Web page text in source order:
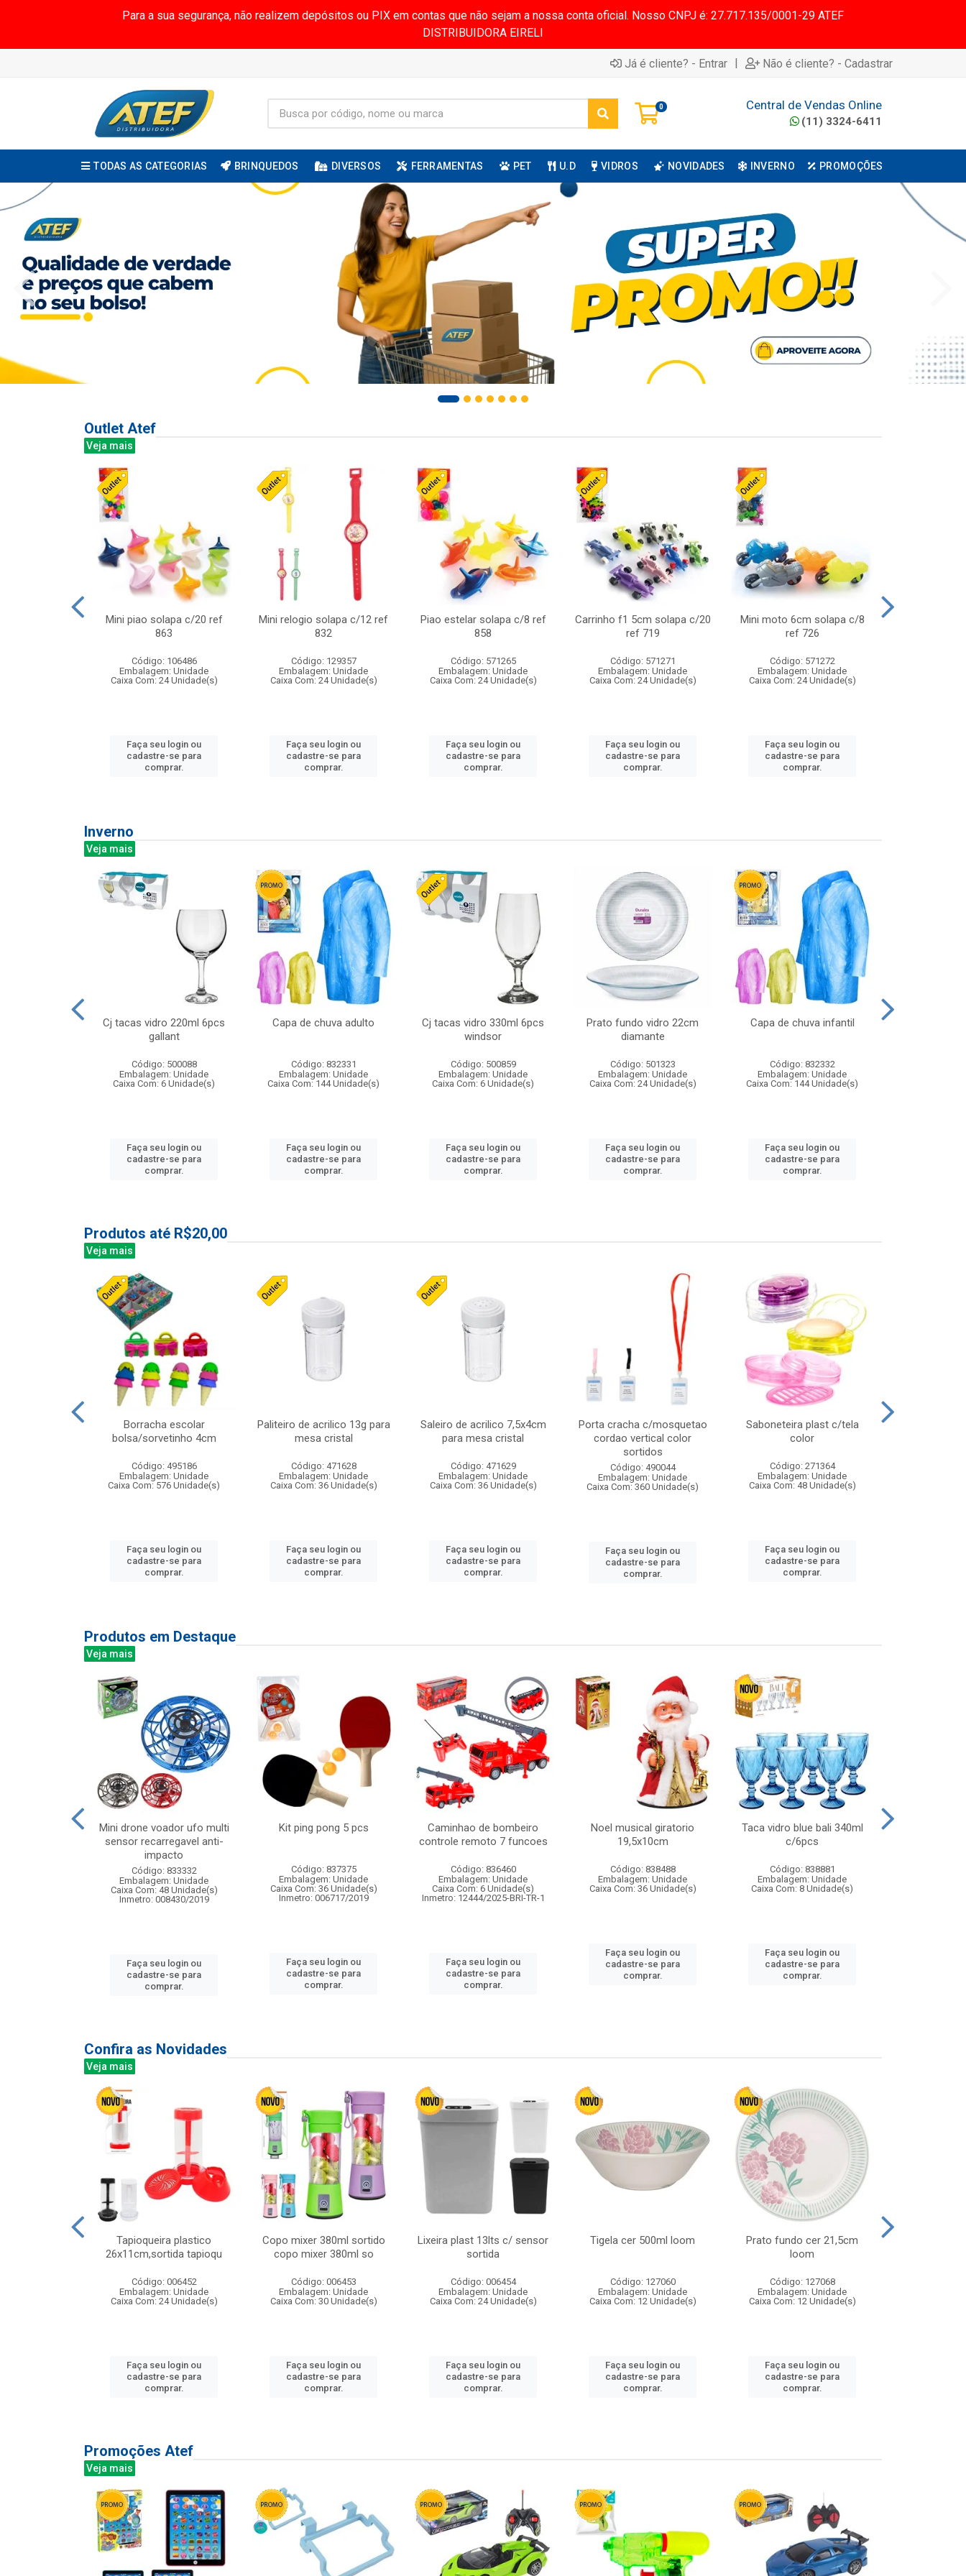
Para a sua segurança, não realizem depósitos ou PIX em contas que não sejam a nossa conta oficial. Nosso CNPJ é: 27.717.135/0001-29 ATEF
DISTRIBUIDORA EIRELI
Já é cliente? - Entrar | Não é cliente? - Cadastrar
0 Central de Vendas Online
(11) 3324-6411
TODAS AS CATEGORIAS BRINQUEDOS DIVERSOS FERRAMENTAS PET U.D VIDROS NOVIDADES INVERNO PROMOÇÕES
Outlet Atef
Veja mais
Mini piao solapa c/20 ref
863
Código: 106486
Embalagem: Unidade
Caixa Com: 24 Unidade(s)
Faça seu login ou
cadastre-se para
comprar.
Mini relogio solapa c/12 ref
832
Código: 129357
Embalagem: Unidade
Caixa Com: 24 Unidade(s)
Faça seu login ou
cadastre-se para
comprar.
Piao estelar solapa c/8 ref
858
Código: 571265
Embalagem: Unidade
Caixa Com: 24 Unidade(s)
Faça seu login ou
cadastre-se para
comprar.
Carrinho f1 5cm solapa c/20
ref 719
Código: 571271
Embalagem: Unidade
Caixa Com: 24 Unidade(s)
Faça seu login ou
cadastre-se para
comprar.
Mini moto 6cm solapa c/8
ref 726
Código: 571272
Embalagem: Unidade
Caixa Com: 24 Unidade(s)
Faça seu login ou
cadastre-se para
comprar.
Inverno
Veja mais
Cj tacas vidro 220ml 6pcs
gallant
Código: 500088
Embalagem: Unidade
Caixa Com: 6 Unidade(s)
Faça seu login ou
cadastre-se para
comprar.
Capa de chuva adulto
Código: 832331
Embalagem: Unidade
Caixa Com: 144 Unidade(s)
Faça seu login ou
cadastre-se para
comprar.
Cj tacas vidro 330ml 6pcs
windsor
Código: 500859
Embalagem: Unidade
Caixa Com: 6 Unidade(s)
Faça seu login ou
cadastre-se para
comprar.
Prato fundo vidro 22cm
diamante
Código: 501323
Embalagem: Unidade
Caixa Com: 24 Unidade(s)
Faça seu login ou
cadastre-se para
comprar.
Capa de chuva infantil
Código: 832332
Embalagem: Unidade
Caixa Com: 144 Unidade(s)
Faça seu login ou
cadastre-se para
comprar.
Produtos até R$20,00
Veja mais
Borracha escolar
bolsa/sorvetinho 4cm
Código: 495186
Embalagem: Unidade
Caixa Com: 576 Unidade(s)
Faça seu login ou
cadastre-se para
comprar.
Paliteiro de acrilico 13g para
mesa cristal
Código: 471628
Embalagem: Unidade
Caixa Com: 36 Unidade(s)
Faça seu login ou
cadastre-se para
comprar.
Saleiro de acrilico 7,5x4cm
para mesa cristal
Código: 471629
Embalagem: Unidade
Caixa Com: 36 Unidade(s)
Faça seu login ou
cadastre-se para
comprar.
Porta cracha c/mosquetao
cordao vertical color
sortidos
Código: 490044
Embalagem: Unidade
Caixa Com: 360 Unidade(s)
Faça seu login ou
cadastre-se para
comprar.
Saboneteira plast c/tela
color
Código: 271364
Embalagem: Unidade
Caixa Com: 48 Unidade(s)
Faça seu login ou
cadastre-se para
comprar.
Produtos em Destaque
Veja mais
Mini drone voador ufo multi
sensor recarregavel anti-
impacto
Código: 833332
Embalagem: Unidade
Caixa Com: 48 Unidade(s)
Inmetro: 008430/2019
Faça seu login ou
cadastre-se para
comprar.
Kit ping pong 5 pcs
Código: 837375
Embalagem: Unidade
Caixa Com: 36 Unidade(s)
Inmetro: 006717/2019
Faça seu login ou
cadastre-se para
comprar.
Caminhao de bombeiro
controle remoto 7 funcoes
Código: 836460
Embalagem: Unidade
Caixa Com: 6 Unidade(s)
Inmetro: 12444/2025-BRI-TR-1
Faça seu login ou
cadastre-se para
comprar.
Noel musical giratorio
19,5x10cm
Código: 838488
Embalagem: Unidade
Caixa Com: 36 Unidade(s)
Faça seu login ou
cadastre-se para
comprar.
Taca vidro blue bali 340ml
c/6pcs
Código: 838881
Embalagem: Unidade
Caixa Com: 8 Unidade(s)
Faça seu login ou
cadastre-se para
comprar.
Confira as Novidades
Veja mais
Tapioqueira plastico
26x11cm,sortida tapioqu
Código: 006452
Embalagem: Unidade
Caixa Com: 24 Unidade(s)
Faça seu login ou
cadastre-se para
comprar.
Copo mixer 380ml sortido
copo mixer 380ml so
Código: 006453
Embalagem: Unidade
Caixa Com: 30 Unidade(s)
Faça seu login ou
cadastre-se para
comprar.
Lixeira plast 13lts c/ sensor
sortida
Código: 006454
Embalagem: Unidade
Caixa Com: 24 Unidade(s)
Faça seu login ou
cadastre-se para
comprar.
Tigela cer 500ml loom
Código: 127060
Embalagem: Unidade
Caixa Com: 12 Unidade(s)
Faça seu login ou
cadastre-se para
comprar.
Prato fundo cer 21,5cm
loom
Código: 127068
Embalagem: Unidade
Caixa Com: 12 Unidade(s)
Faça seu login ou
cadastre-se para
comprar.
Promoções Atef
Veja mais